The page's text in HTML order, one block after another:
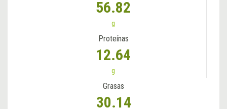
56.82
g
Proteínas
12.64
g
Grasas
30.14